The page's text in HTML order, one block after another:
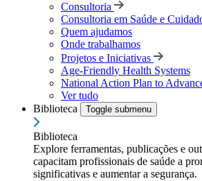
Consultoria
Consultoria em Saúde e
Quem ajudamos
Onde trabalhamos
Projetos e Iniciativas
Age-Friendly Health Systems
National Action Plan to
Ver tudo
Biblioteca
Toggle submenu
Biblioteca
Explore ferramentas, publicações e
capacitam profissionais de saúde a
significativas e aumentar a segurança.